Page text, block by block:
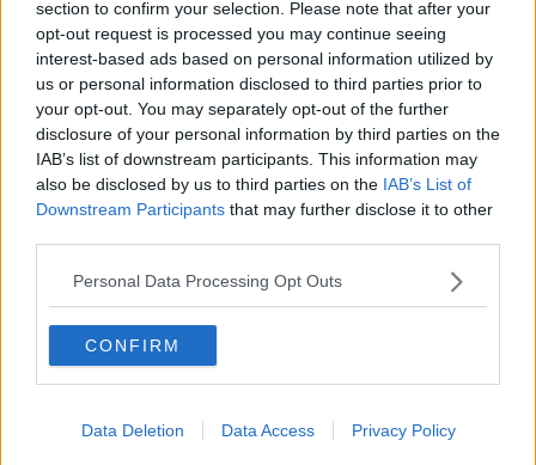
section to confirm your selection. Please note that after your
opt-out request is processed you may continue seeing
interest-based ads based on personal information utilized by
us or personal information disclosed to third parties prior to
your opt-out. You may separately opt-out of the further
disclosure of your personal information by third parties on the
IAB’s list of downstream participants. This information may
also be disclosed by us to third parties on the IAB’s List of
Downstream Participants that may further disclose it to other
Personal Data Processing Opt Outs
CONFIRM
Data Deletion Data Access Privacy Policy
CORTONA —E' di due feriti in codice rosso il bilancio di un
incidente avvenuto intorno alle 19,40 di ieri lungo la strada statale
71 a Mezzavia, nel comune di Cortona.
Per cause in corso di accertamento un'auto e una moto si sono
scontrate le due persone che viaggiavano in sella al mezzo a due
ruote, un uomo di 46 anni e una donna di 47, sono stati soccorsi
dal personale sanitario del 118 e trasportati in codice rosso al
pronto soccorso delle Scotte a Siena.
Sul posto sono intervenuti l'ambulanza infermierizzata di Castiglion
Fiorentino, la Misericordia di Cortona e le forze dell'ordine.